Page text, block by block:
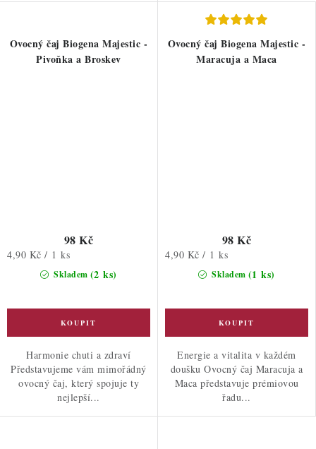
Ovocný čaj Biogena Majestic -
Pivoňka a Broskev
Skladem (2 ks)
98 Kč
Měrná
4,90 Kč / 1 ks
Harmonie chuti a zdraví
Představujeme vám mimořádný
ovocný čaj, který spojuje ty
nejlepší...
Ovocný čaj Biogena Majestic -
Maracuja a Maca
Skladem (1 ks)
98 Kč
Měrná
4,90 Kč / 1 ks
Energie a vitalita v každém
doušku Ovocný čaj Maracuja a
Maca představuje prémiovou
řadu...